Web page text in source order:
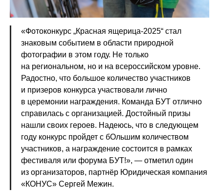
«Фотоконкурс „Красная ящерица-2025“ стал
знаковым событием в области природной
фотографии в этом году. Не только
на региональном, но и на всероссийском уровне.
Радостно, что большое количество участников
и призеров конкурса участвовали лично
в церемонии награждения. Команда БУТ отлично
справилась с организацией. Достойный призы
нашли своих героев. Надеюсь, что в следующем
году конкурс пройдет с бОльшим количеством
участников, а награждение состоится в рамках
фестиваля или форума БУТ!», — отметил один
из организаторов, партнёр Юридическая компания
«КОНУС» Сергей Межин.